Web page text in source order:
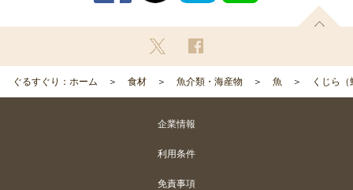
ぐるすぐり：ホーム 食材 魚介類・海産物 魚 くじら（
企業情報
利用条件
免責事項